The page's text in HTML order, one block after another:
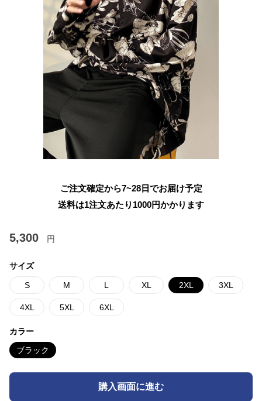
ご注文確定から7~28日でお届け予定
送料は1注文あたり 1000円かかります
5,300 円
サイズ
S M L XL 2XL 3XL
4XL 5XL 6XL
カラー
ブラック
購入画面に進む